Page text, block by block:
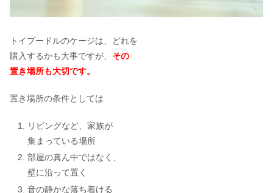
トイプードルのケージは、どれを
購入するかも大事ですが、 その
置き場所も大切です。
置き場所の条件としては
リビングなど、家族が
集まっている場所
部屋の真ん中ではなく、
壁に沿って置く
音の静かな落ち着ける